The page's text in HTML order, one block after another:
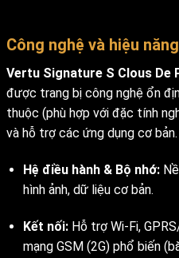
Công nghệ và hiệu năng
Vertu Signature S Clous De
được trang bị công nghệ ổn
thuộc (phù hợp với đặc tính
và hỗ trợ các ứng dụng cơ
Hệ điều hành & Bộ nhớ:
hình ảnh, dữ liệu cơ bản.
Kết nối:Hỗ trợ Wi-Fi,
mạng GSM (2G) phổ biến